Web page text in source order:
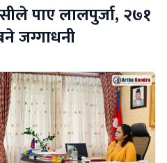
पाए लालपुर्जा, २७१
जग्गाधनी